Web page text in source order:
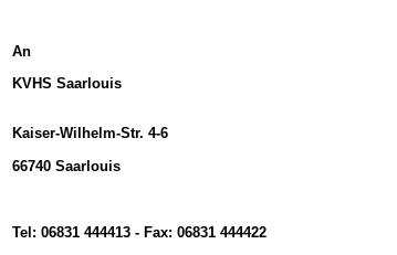
An
KVHS Saarlouis
Kaiser-Wilhelm-Str. 4-6
66740 Saarlouis
Tel: 06831 444413 - Fax: 06831 444422